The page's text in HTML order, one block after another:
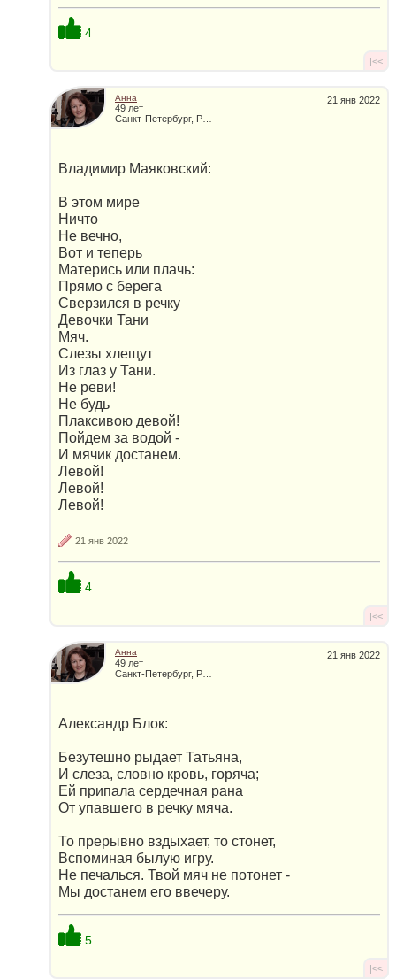
4
|<<
21 янв 2022
Анна
49 лет
Санкт-Петербург, Россия
Владимир Маяковский:
В этом мире
Ничто
Не вечно,
Вот и теперь
Матерись или плачь:
Прямо с берега
Сверзился в речку
Девочки Тани
Мяч.
Слезы хлещут
Из глаз у Тани.
Не реви!
Не будь
Плаксивою девой!
Пойдем за водой -
И мячик достанем.
Левой!
Левой!
Левой!
21 янв 2022
4
|<<
21 янв 2022
Анна
49 лет
Александр Блок:
Безутешно рыдает Татьяна,
И слеза, словно кровь, горяча;
Ей припала сердечная рана
От упавшего в речку мяча.
То прерывно вздыхает, то стонет,
Вспоминая былую игру.
Не печалься. Твой мяч не потонет -
Мы достанем его ввечеру.
5
|<<